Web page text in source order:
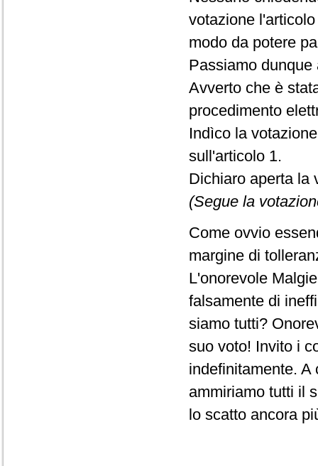
votazione
modo da potere
Passiamo dunque
Avverto che è
procedimento
Indìco la
sull'articolo 1.
Dichiaro aperta la
(Segue la
Come ovvio
margine di
L'onorevole
falsamente di
siamo tutti?
suo voto! Invito i
indefinitamente.
ammiriamo tutti il
lo scatto ancora